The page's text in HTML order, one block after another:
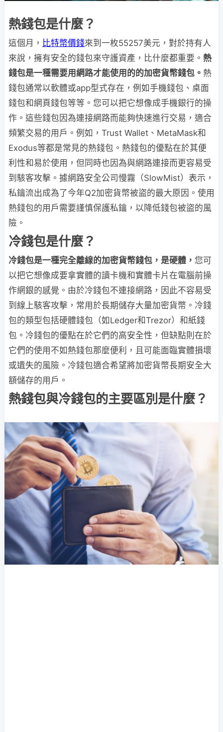
熱錢包是什麼？
這個月， 比特幣價錢來到一枚55257美元，對於持有人
來說，擁有安全的錢包來守護資產，比什麼都重要。 熱
錢包是一種需要用網路才能使用的的加密貨幣錢包。 熱
錢包通常以軟體或app型式存在，例如手機錢包、桌面
錢包和網頁錢包等等。您可以把它想像成手機銀行的操
作。這些錢包因為連接網路而能夠快速進行交易，適合
頻繁交易的用戶。例如，Trust Wallet、MetaMask和
Exodus等都是常見的熱錢包。熱錢包的優點在於其便
利性和易於使用，但同時也因為與網路連接而更容易受
到駭客攻擊。據網路安全公司慢霧（SlowMist）表示，
私鑰流出成為了今年Q2加密貨幣被盜的最大原因。使用
熱錢包的用戶需要謹慎保護私鑰，以降低錢包被盜的風
險。
冷錢包是什麼？
冷錢包是一種完全離線的加密貨幣錢包，是硬體， 您可
以把它想像成要拿實體的讀卡機和實體卡片在電腦前操
作網銀的感覺。由於冷錢包不連接網路，因此不容易受
到線上駭客攻擊，常用於長期儲存大量加密貨幣。冷錢
包的類型包括硬體錢包（如Ledger和Trezor）和紙錢
包。冷錢包的優點在於它們的高安全性，但缺點則在於
它們的使用不如熱錢包那麼便利，且可能面臨實體損壞
或遺失的風險。冷錢包適合希望將加密貨幣長期安全大
額儲存的用戶。
熱錢包與冷錢包的主要區別是什麼？